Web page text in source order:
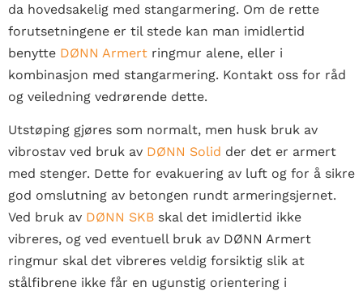
da hovedsakelig med stangarmering. Om de rette
forutsetningene er til stede kan man imidlertid
benytte DØNN Armert ringmur alene, eller i
kombinasjon med stangarmering. Kontakt oss for råd
og veiledning vedrørende dette.
Utstøping gjøres som normalt, men husk bruk av
vibrostav ved bruk av DØNN Solid der det er armert
med stenger. Dette for evakuering av luft og for å sikre
god omslutning av betongen rundt armeringsjernet.
Ved bruk av DØNN SKB skal det imidlertid ikke
vibreres, og ved eventuell bruk av DØNN Armert
ringmur skal det vibreres veldig forsiktig slik at
stålfibrene ikke får en ugunstig orientering i